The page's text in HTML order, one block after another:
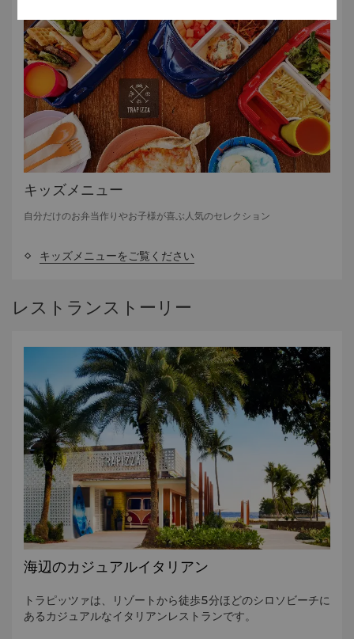
キッズメニュー
自分だけのお弁当作りやお子様が喜ぶ人気のセレクション
キッズメニューをご覧ください
レストランストーリー
海辺のカジュアルイタリアン
トラピッツァは、リゾートから徒歩5分ほどのシロソビーチに
あるカジュアルなイタリアンレストランです。